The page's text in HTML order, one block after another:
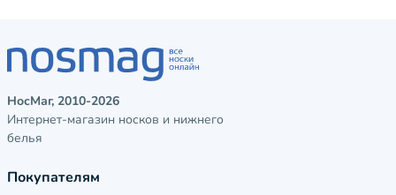
НосМаг, 2010-2026
Интернет-магазин носков и нижнего
белья
Покупателям